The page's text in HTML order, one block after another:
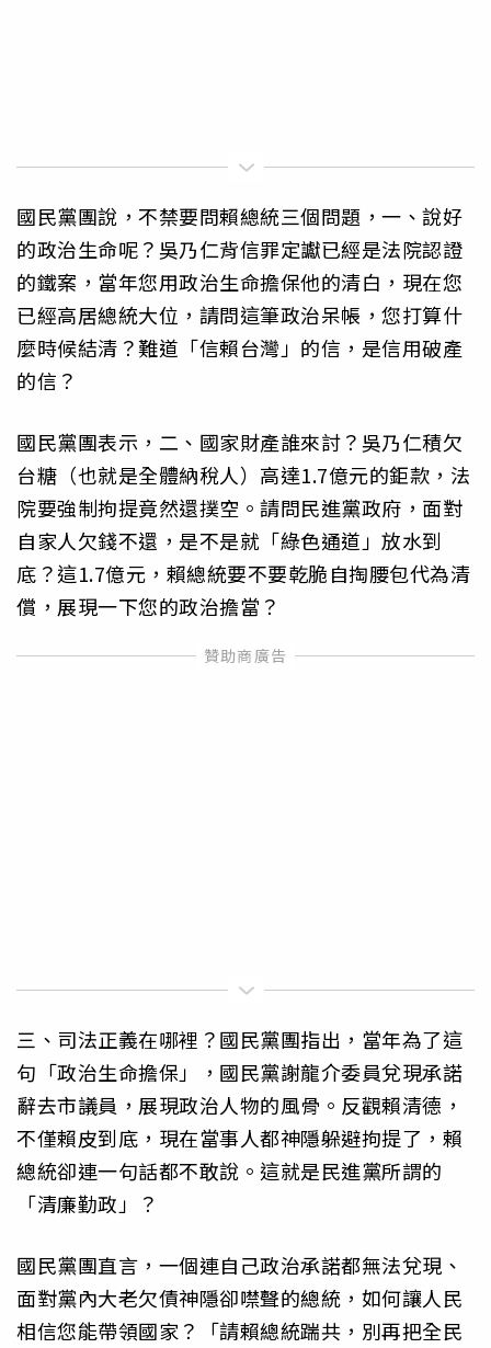
國民黨團說，不禁要問賴總統三個問題，一、說好
的政治生命呢？吳乃仁背信罪定讞已經是法院認證
的鐵案，當年您用政治生命擔保他的清白，現在您
已經高居總統大位，請問這筆政治呆帳，您打算什
麼時候結清？難道「信賴台灣」的信，是信用破產
的信？
國民黨團表示，二、國家財產誰來討？吳乃仁積欠
台糖（也就是全體納稅人）高達1.7億元的鉅款，法
院要強制拘提竟然還撲空。請問民進黨政府，面對
自家人欠錢不還，是不是就「綠色通道」放水到
底？這1.7億元，賴總統要不要乾脆自掏腰包代為清
償，展現一下您的政治擔當？
三、司法正義在哪裡？國民黨團指出，當年為了這
句「政治生命擔保」，國民黨謝龍介委員兌現承諾
辭去市議員，展現政治人物的風骨。反觀賴清德，
不僅賴皮到底，現在當事人都神隱躲避拘提了，賴
總統卻連一句話都不敢說。這就是民進黨所謂的
「清廉勤政」？
國民黨團直言，一個連自己政治承諾都無法兌現、
面對黨內大老欠債神隱卻噤聲的總統，如何讓人民
相信您能帶領國家？「請賴總統踹共，別再把全民